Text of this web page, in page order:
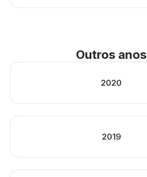
Outros anos
2020
2019